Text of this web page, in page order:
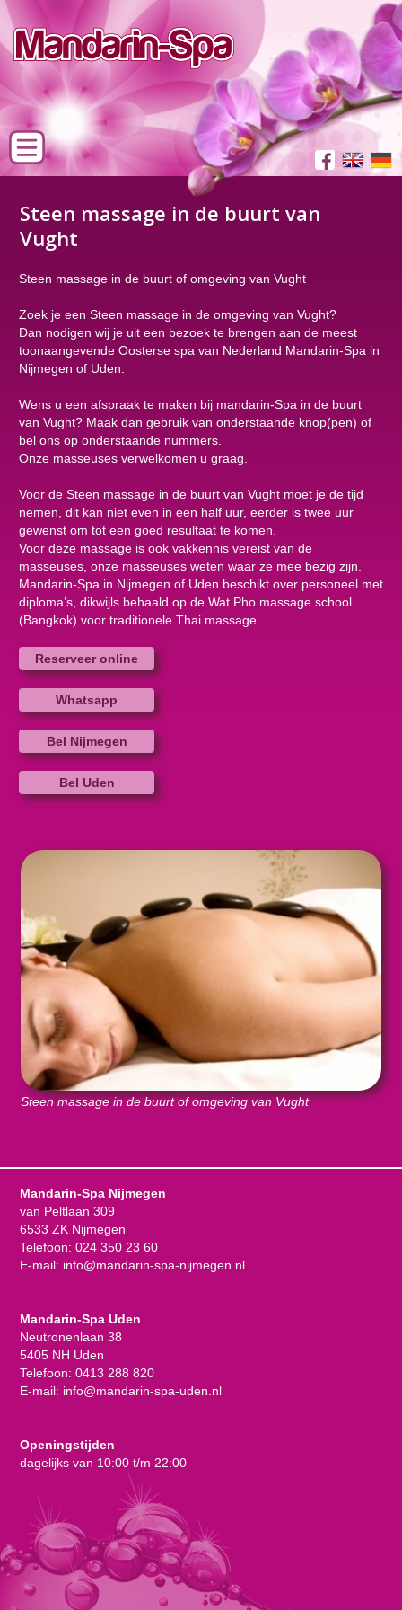
Steen massage in de buurt van
Vught
Steen massage in de buurt of omgeving van Vught
Zoek je een Steen massage in de omgeving van Vught?
Dan nodigen wij je uit een bezoek te brengen aan de meest
toonaangevende Oosterse spa van Nederland Mandarin-Spa in
Nijmegen of Uden.
Wens u een afspraak te maken bij mandarin-Spa in de buurt
van Vught? Maak dan gebruik van onderstaande knop(pen) of
bel ons op onderstaande nummers.
Onze masseuses verwelkomen u graag.
Voor de Steen massage in de buurt van Vught moet je de tijd
nemen, dit kan niet even in een half uur, eerder is twee uur
gewenst om tot een goed resultaat te komen.
Voor deze massage is ook vakkennis vereist van de
masseuses, onze masseuses weten waar ze mee bezig zijn.
Mandarin-Spa in Nijmegen of Uden beschikt over personeel met
diploma’s, dikwijls behaald op de Wat Pho massage school
(Bangkok) voor traditionele Thai massage.
Reserveer online
Whatsapp
Bel Nijmegen
Bel Uden
Steen massage in de buurt of omgeving van Vught
Mandarin-Spa Nijmegen
van Peltlaan 309
6533 ZK Nijmegen
Telefoon: 024 350 23 60
E-mail: info@mandarin-spa-nijmegen.nl
Mandarin-Spa Uden
Neutronenlaan 38
5405 NH Uden
Telefoon: 0413 288 820
E-mail: info@mandarin-spa-uden.nl
Openingstijden
dagelijks van 10:00 t/m 22:00